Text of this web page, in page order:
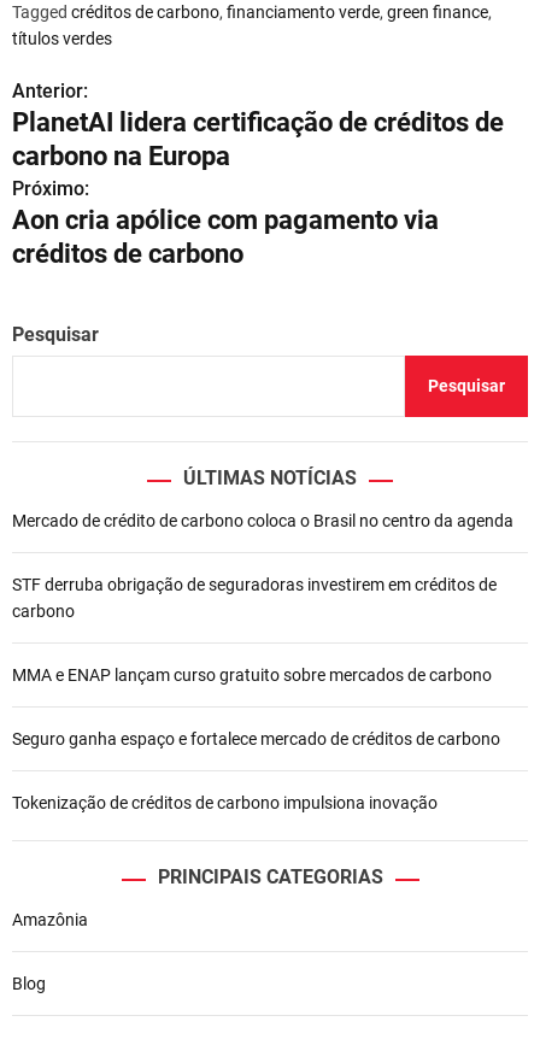
Tagged créditos de carbono, financiamento verde, green finance,
títulos verdes
N
a
v
e
a
ã
d
e
P
o
t
Anterior:
PlanetAI lidera certificação de créditos de
carbono na Europa
Próximo:
Aon cria apólice com pagamento via
créditos de carbono
Pesquisar
Pesquisar
ÚLTIMAS NOTÍCIAS
Mercado de crédito de carbono coloca o Brasil no centro da agenda
STF derruba obrigação de seguradoras investirem em créditos de
carbono
MMA e ENAP lançam curso gratuito sobre mercados de carbono
Seguro ganha espaço e fortalece mercado de créditos de carbono
Tokenização de créditos de carbono impulsiona inovação
PRINCIPAIS CATEGORIAS
Amazônia
Blog